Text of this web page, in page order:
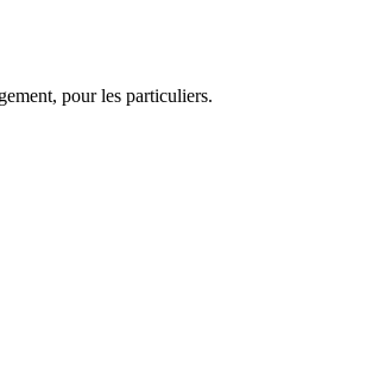
pour les particuliers.